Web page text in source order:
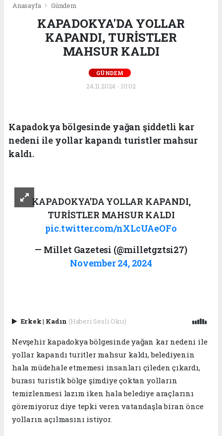
Anasayfa Gündem
KAPADOKYA'DA YOLLAR
KAPANDI, TURİSTLER
MAHSUR KALDI
GÜNDEM
24.11.2024 - 10:02
Kapadokya bölgesinde yağan şiddetli kar
nedeni ile yollar kapandı turistler mahsur
kaldı.
KAPADOKYA'DA YOLLAR KAPANDI,
TURİSTLER MAHSUR KALDI
pic.twitter.com/nXLcUAeOFo
— Millet Gazetesi (@milletgztsi27)
November 24, 2024
Erkek| Kadın (Haberi Sesli Oku)
Nevşehir kapadokya bölgesinde yağan kar nedeni ile
yollar kapandı turitler mahsur kaldı, belediyenin
hala müdehale etmemesi insanları çileden çıkardı,
burası turistik bölge şimdiye çoktan yolların
temizlenmesi lazım iken hala belediye araçlarını
göremiyoruz diye tepki veren vatandaşla biran önce
yolların açılmasını istiyor.